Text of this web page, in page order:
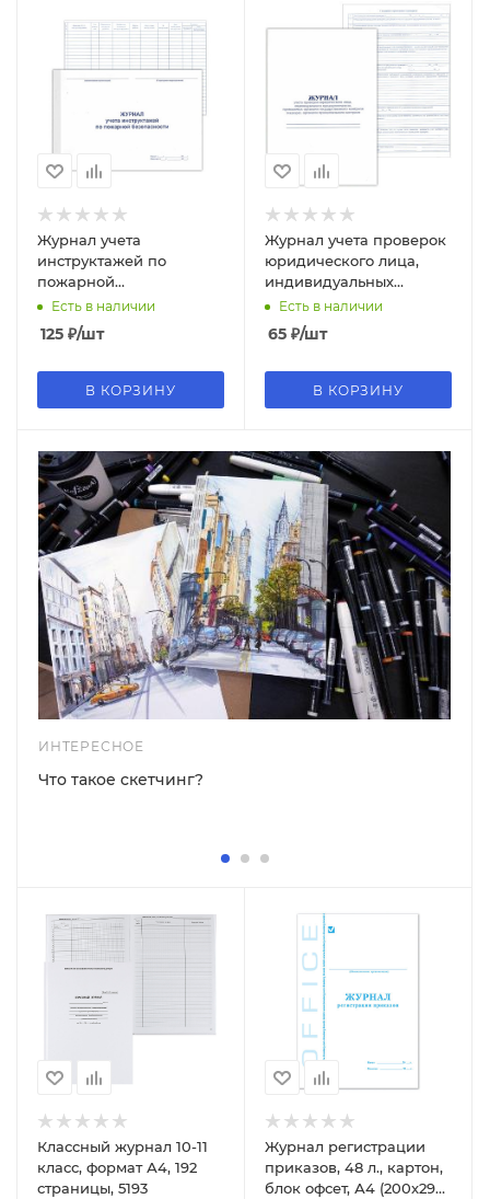
Журнал учета
инструктажей по
пожарной
безопасности, А4, 48
листов, 132
Есть в наличии
125 ₽/шт
В КОРЗИНУ
Журнал учета проверок
юридического лица,
индивидуальных
предпринимателей, А5 ,
30 листов, 058621
Есть в наличии
65 ₽/шт
В КОРЗИНУ
ИНТЕРЕСНОЕ
Что такое скетчинг?
Классный журнал 10-11
класс, формат А4, 192
страницы, 5193
Журнал регистрации
приказов, 48 л., картон,
блок офсет, А4 (200х290